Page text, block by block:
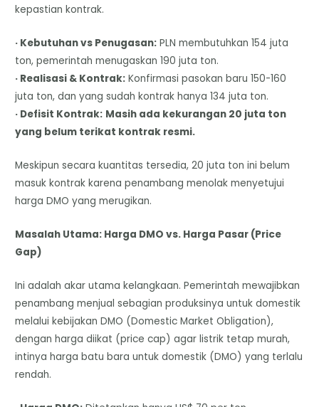
kepastian kontrak.
· Kebutuhan vs Penugasan: PLN membutuhkan 154 juta
ton, pemerintah menugaskan 190 juta ton.
· Realisasi & Kontrak: Konfirmasi pasokan baru 150-160
juta ton, dan yang sudah kontrak hanya 134 juta ton.
· Defisit Kontrak: Masih ada kekurangan 20 juta ton
yang belum terikat kontrak resmi.
Meskipun secara kuantitas tersedia, 20 juta ton ini belum
masuk kontrak karena penambang menolak menyetujui
harga DMO yang merugikan.
Masalah Utama: Harga DMO vs. Harga Pasar (Price
Gap)
Ini adalah akar utama kelangkaan. Pemerintah mewajibkan
penambang menjual sebagian produksinya untuk domestik
melalui kebijakan DMO (Domestic Market Obligation),
dengan harga diikat (price cap) agar listrik tetap murah,
intinya harga batu bara untuk domestik (DMO) yang terlalu
rendah.